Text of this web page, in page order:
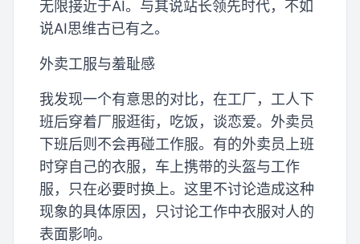
无限接近于AI。与其说站长领先时代，不如
说AI思维古已有之。
外卖工服与羞耻感
我发现一个有意思的对比，在工厂，工人下
班后穿着厂服逛街，吃饭，谈恋爱。外卖员
下班后则不会再碰工作服。有的外卖员上班
时穿自己的衣服，车上携带的头盔与工作
服，只在必要时换上。这里不讨论造成这种
现象的具体原因，只讨论工作中衣服对人的
表面影响。